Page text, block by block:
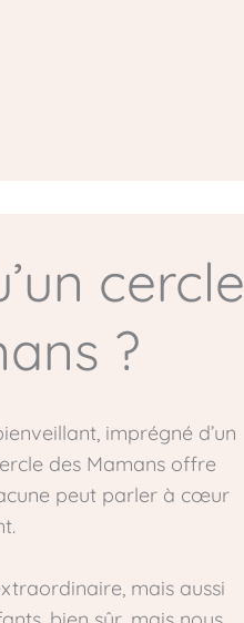
cercle
?
imprégné d’un
des Mamans offre
peut parler à cœur
mais aussi